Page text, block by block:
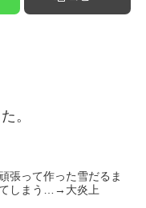
。
張って作った雪だるま
しまう…→大炎上